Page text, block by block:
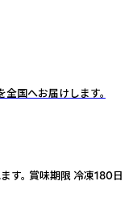
国へお届けします。
す。 賞味期限 冷凍180日